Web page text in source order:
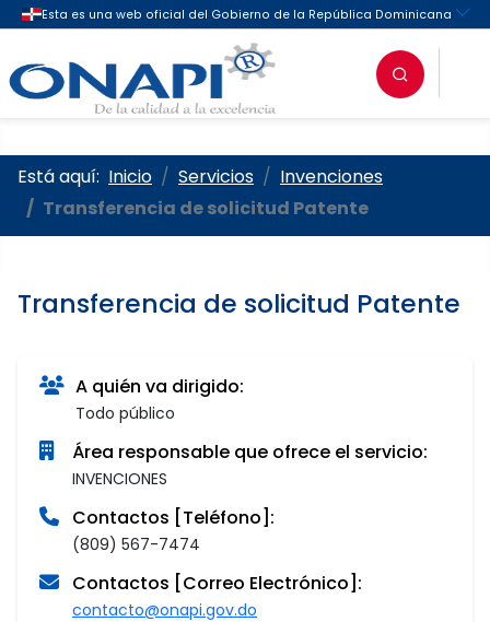
Oficina Nacional de la
Está aquí: Inicio Servicios
Invenciones
Transferencia de solicitud Patente
Transferencia de solicitud Patente
A quién va dirigido:
Todo público
Área responsable que ofrece el servicio:
INVENCIONES
Contactos [Teléfono]:
(809) 567-7474
Contactos [Correo Electrónico]:
contacto@onapi.gov.do